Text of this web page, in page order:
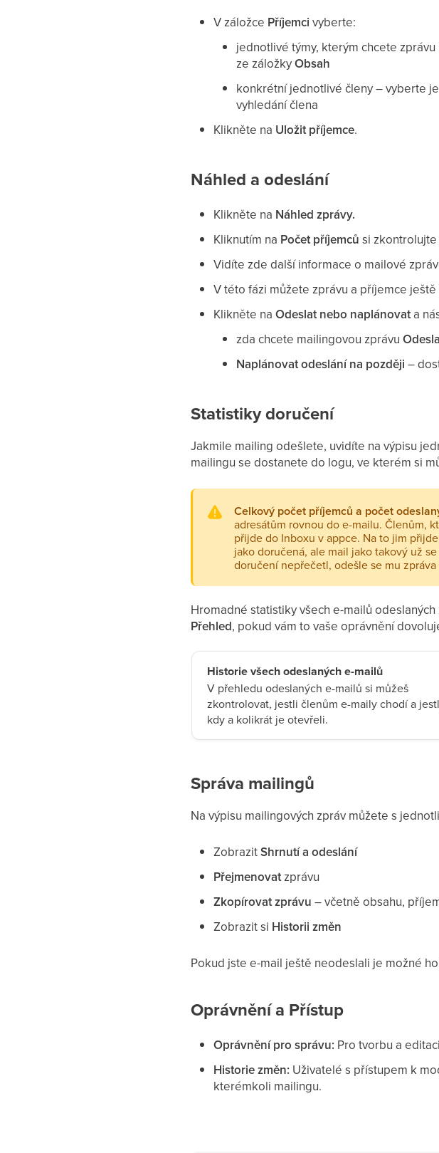
V záložce Příjemci vyberte:
jednotlivé týmy, kterým chcete
ze záložkyObsah
konkrétní jednotlivé členy – vyberte
vyhledání člena
Klikněte na Uložit příjemce.
Náhled a odeslání
Klikněte na Náhled zprávy.
Kliknutím na Počet příjemců si
Vidíte zde další informace o mailové
V této fázi můžete zprávu a příjemce ještě
Klikněte naOdeslat nebo naplánovata
zda chcete mailingovou zprávu
Naplánovat odeslání na později–
Statistiky doručení
Jakmile mailing odešlete, uvidíte na výpisu
mailingu se dostanete do logu, ve kterém si
Celkový počet příjemců a počet
adresátům rovnou do e-mailu. Členům,
přijde do Inboxu v appce. Na to jim
jako doručená, ale mail jako takový už
doručení nepřečetl, odešle se mu
Hromadné statistiky všech e-mailů
Přehled, pokud vám to vaše oprávnění
Historie všech odeslaných e-mailů
V přehledu odeslaných e-mailů si můžeš
zkontrolovat, jestli členům e-maily chodí a
kdy a kolikrát je otevřeli.
Správa mailingů
Na výpisu mailingových zpráv můžete s
ZobrazitShrnutí a odeslání
Přejmenovatzprávu
Zkopírovat zprávu– včetně obsahu,
Zobrazit si Historii změn
Pokud jste e-mail ještě neodeslali je možné
Oprávnění a Přístup
Oprávnění pro správu: Pro tvorbu a
Historie změn: Uživatelé s přístupem k
kterémkoli mailingu.